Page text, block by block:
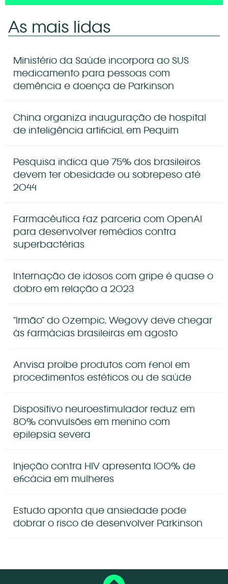
As mais lidas
Ministério da Saúde incorpora ao SUS
medicamento para pessoas com
demência e doença de Parkinson
China organiza inauguração de hospital
de inteligência artificial, em Pequim
Pesquisa indica que 75% dos brasileiros
devem ter obesidade ou sobrepeso até
2044
Farmacêutica faz parceria com OpenAI
para desenvolver remédios contra
superbactérias
Internação de idosos com gripe é quase o
dobro em relação a 2023
“Irmão” do Ozempic, Wegovy deve chegar
às farmácias brasileiras em agosto
Anvisa proíbe produtos com fenol em
procedimentos estéticos ou de saúde
Dispositivo neuroestimulador reduz em
80% convulsões em menino com
epilepsia severa
Injeção contra HIV apresenta 100% de
eficácia em mulheres
Estudo aponta que ansiedade pode
dobrar o risco de desenvolver Parkinson